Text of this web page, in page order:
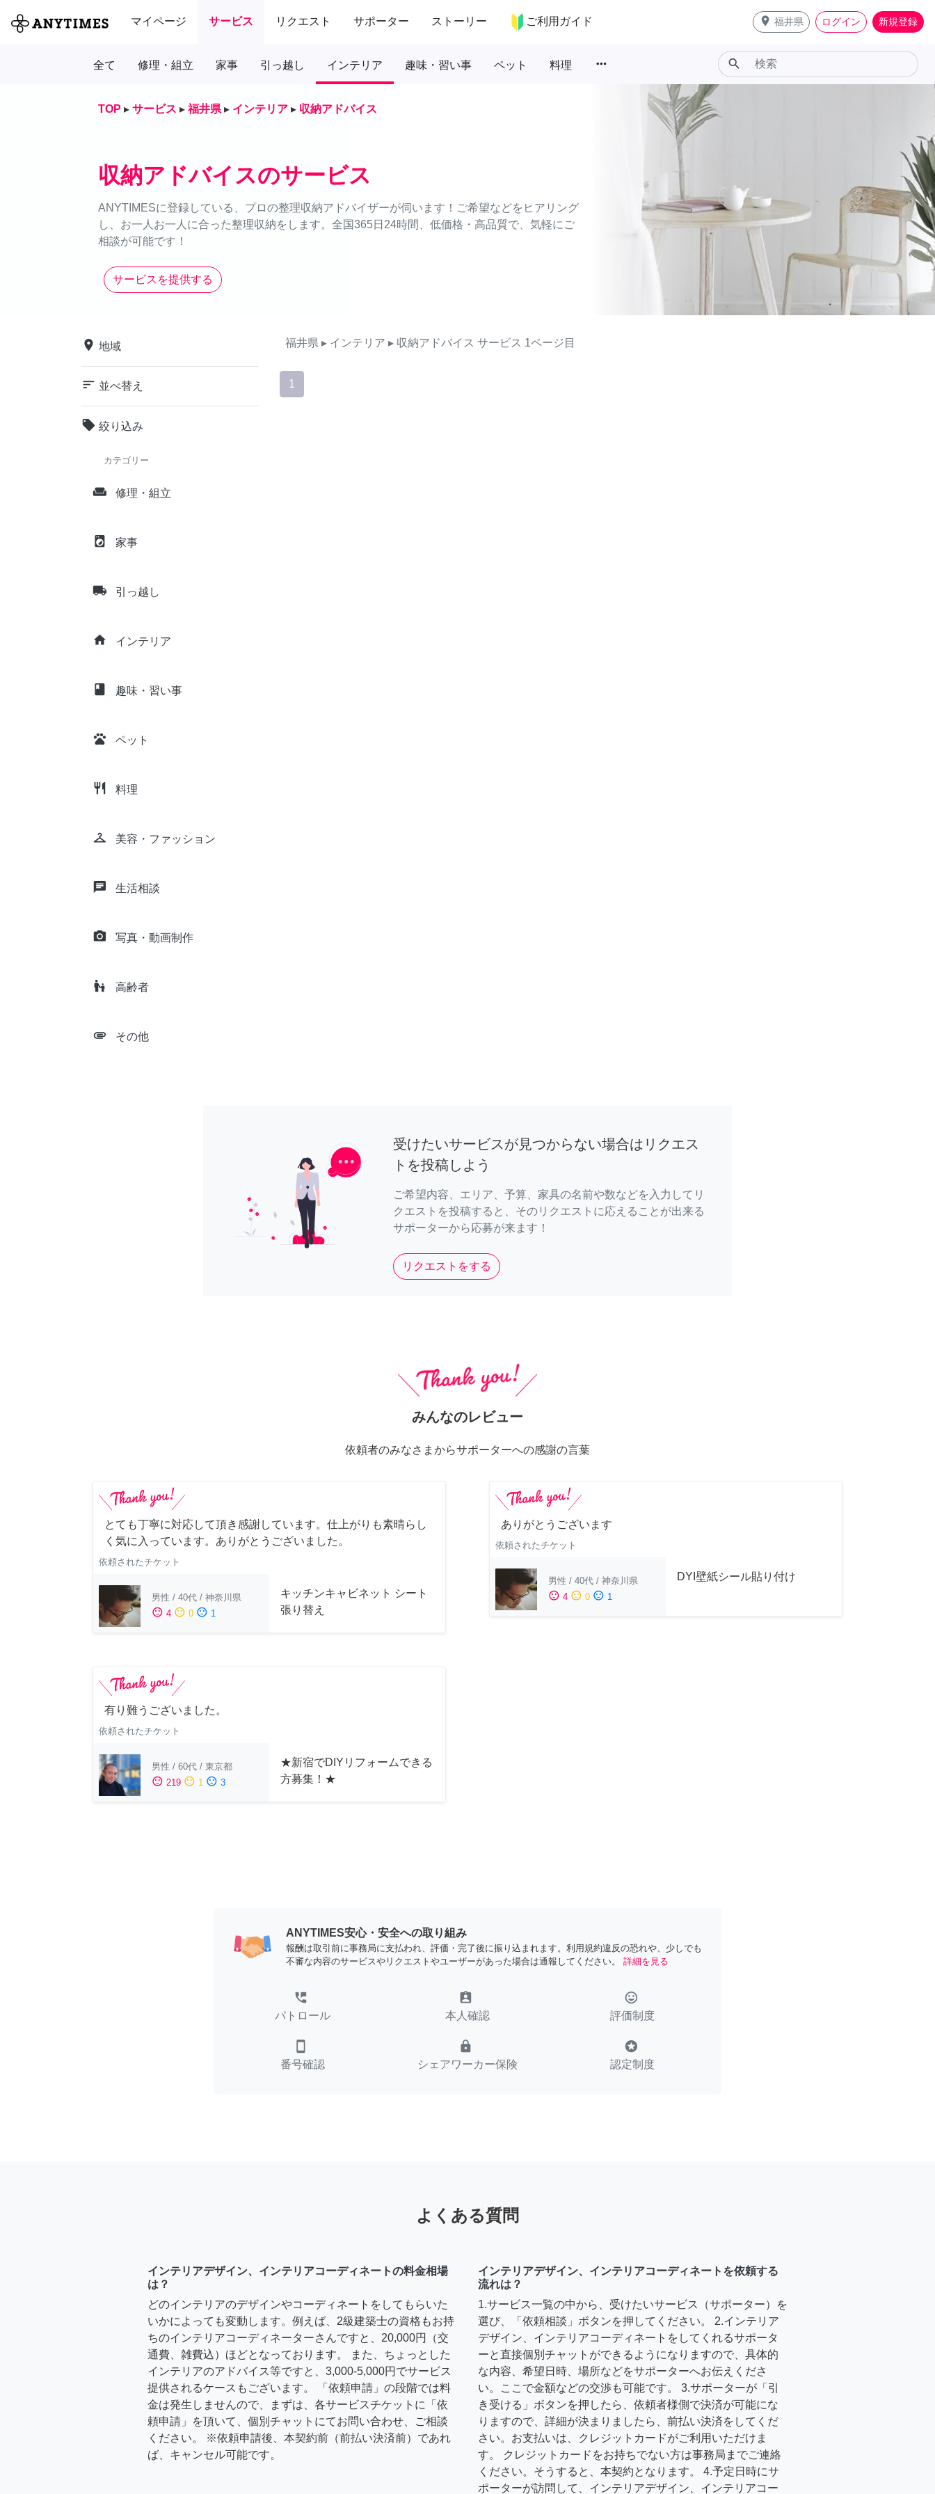
マイページ サービス リクエスト サポーター ストーリー ご利用ガイド place 福井県 ログイン 新規登録
全て 修理・組立 家事 引っ越し インテリア 趣味・習い事 ペット 料理 more_horiz search
TOP ▸ サービス ▸ 福井県 ▸ インテリア ▸ 収納アドバイス
収納アドバイスのサービス
ANYTIMESに登録している、プロの整理収納アドバイザーが伺います！ご希望などをヒアリング
し、お一人お一人に合った整理収納をします。全国365日24時間、低価格・高品質で、気軽にご
相談が可能です！
サービスを提供する
place 地域
sort 並べ替え
local_offer 絞り込み
カテゴリー
weekend 修理・組立
local_laundry_service 家事
local_shipping 引っ越し
home インテリア
class 趣味・習い事
pets ペット
restaurant 料理
checkroom 美容・ファッション
chat 生活相談
camera_alt 写真・動画制作
escalator_warning 高齢者
attachment その他
福井県 ▸ インテリア ▸ 収納アドバイス サービス 1ページ目
1
受けたいサービスが見つからない場合はリクエス
トを投稿しよう
ご希望内容、エリア、予算、家具の名前や数などを入力してリ
クエストを投稿すると、そのリクエストに応えることが出来る
サポーターから応募が来ます！
リクエストをする
みんなのレビュー
依頼者のみなさまからサポーターへの感謝の言葉
とても丁寧に対応して頂き感謝しています。仕上がりも素晴らし
く気に入っています。ありがとうございました。
依頼されたチケット
男性 / 40代 / 神奈川県
sentiment_satisfied 4 sentiment_neutral 0 sentiment_dissatisfied 1
キッチンキャビネット シート
張り替え
ありがとうございます
依頼されたチケット
男性 / 40代 / 神奈川県
sentiment_satisfied 4 sentiment_neutral 0 sentiment_dissatisfied 1
DYI壁紙シール貼り付け
有り難うございました。
依頼されたチケット
男性 / 60代 / 東京都
sentiment_satisfied 219 sentiment_neutral 1 sentiment_dissatisfied 3
★新宿でDIYリフォームできる
方募集！★
ANYTIMES安心・安全への取り組み
報酬は取引前に事務局に支払われ、評価・完了後に振り込まれます。利用規約違反の恐れや、少しでも
不審な内容のサービスやリクエストやユーザーがあった場合は通報してください。
詳細を見る
perm_phone_msg
パトロール
assignment_ind
本人確認
tag_faces
評価制度
smartphone
番号確認
lock
シェアワーカー保険
stars
認定制度
よくある質問
インテリアデザイン、インテリアコーディネートの料金相場
は？
どのインテリアのデザインやコーディネートをしてもらいた
いかによっても変動します。例えば、2級建築士の資格もお持
ちのインテリアコーディネーターさんですと、20,000円（交
通費、雑費込）ほどとなっております。 また、ちょっとした
インテリアのアドバイス等ですと、3,000-5,000円でサービス
提供されるケースもございます。 「依頼申請」の段階では料
金は発生しませんので、まずは、各サービスチケットに「依
頼申請」を頂いて、個別チャットにてお問い合わせ、ご相談
ください。 ※依頼申請後、本契約前（前払い決済前）であれ
ば、キャンセル可能です。
インテリアデザイン、インテリアコーディネートを依頼する
流れは？
1.サービス一覧の中から、受けたいサービス（サポーター）を
選び、「依頼相談」ボタンを押してください。 2.インテリア
デザイン、インテリアコーディネートをしてくれるサポータ
ーと直接個別チャットができるようになりますので、具体的
な内容、希望日時、場所などをサポーターへお伝えくださ
い。ここで金額などの交渉も可能です。 3.サポーターが「引
き受ける」ボタンを押したら、依頼者様側で決済が可能にな
りますので、詳細が決まりましたら、前払い決済をしてくだ
さい。お支払いは、クレジットカードがご利用いただけま
す。 クレジットカードをお持ちでない方は事務局までご連絡
ください。そうすると、本契約となります。 4.予定日時にサ
ポーターが訪問して、インテリアデザイン、インテリアコー